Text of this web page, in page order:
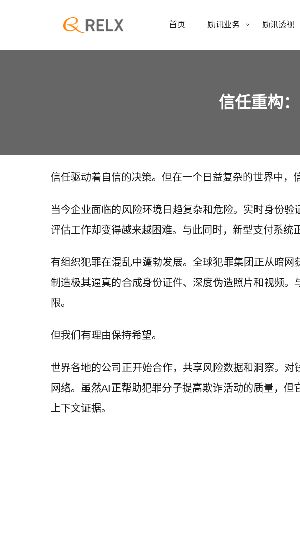
首页 励讯业务 励讯透视
信任重构
信任驱动着自信的决策。但在一个日益复杂的世界中，
当今企业面临的风险环境日趋复杂和危险。实时身份
评估工作却变得越来越困难。与此同时，新型支付系统
有组织犯罪在混乱中蓬勃发展。全球犯罪集团正从暗网
制造极其逼真的合成身份证件、深度伪造照片和视频。
限。
但我们有理由保持希望。
世界各地的公司正开始合作，共享风险数据和洞察。对
网络。虽然AI正帮助犯罪分子提高欺诈活动的质量，
上下文证据。